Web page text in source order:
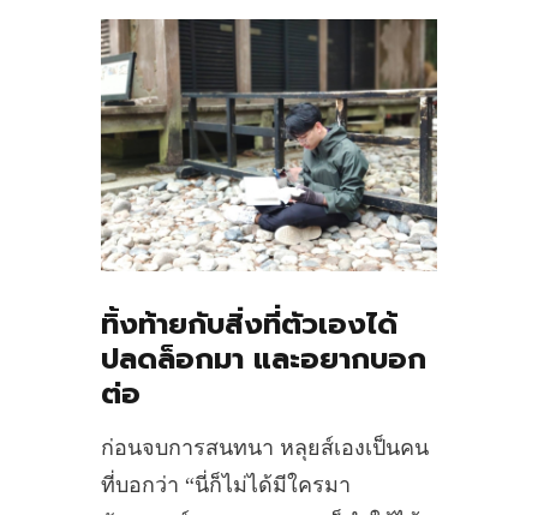
ทิ้งท้ายกับสิ่งที่ตัวเองได้
ปลดล็อกมา และอยากบอก
ต่อ
ก่อนจบการสนทนา หลุยส์เองเป็นคน
ที่บอกว่า “นี่ก็ไม่ได้มีใครมา